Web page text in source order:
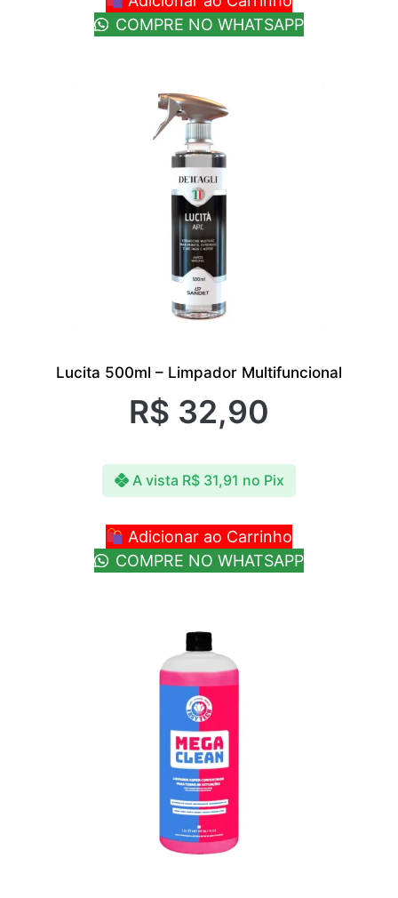
COMPRE NO WHATSAPP
Lucita 500ml – Limpador Multifuncional
R$ 32,90
A vista R$31,91 no Pix
Adicionar ao Carrinho
COMPRE NO WHATSAPP